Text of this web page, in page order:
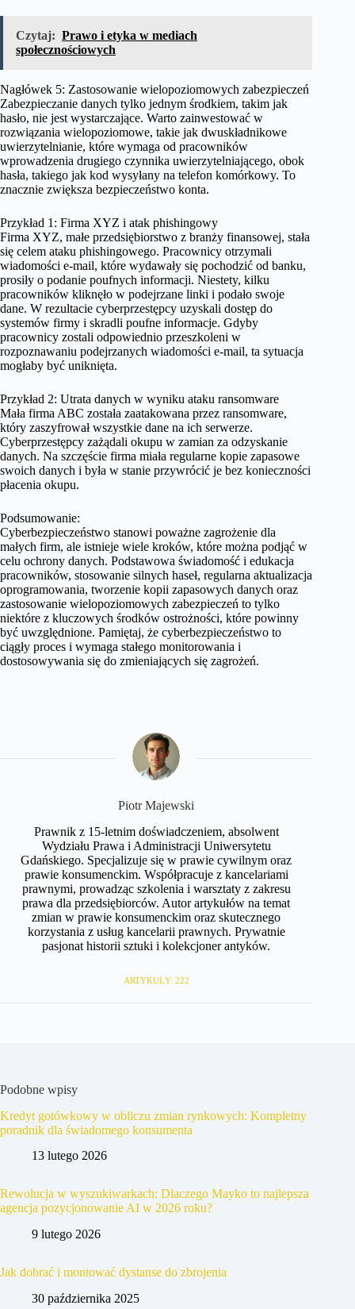
Czytaj: Prawo i etyka w mediach
społecznościowych
Nagłówek 5: Zastosowanie wielopoziomowych zabezpieczeń
Zabezpieczanie danych tylko jednym środkiem, takim jak
hasło, nie jest wystarczające. Warto zainwestować w
rozwiązania wielopoziomowe, takie jak dwuskładnikowe
uwierzytelnianie, które wymaga od pracowników
wprowadzenia drugiego czynnika uwierzytelniającego, obok
hasła, takiego jak kod wysyłany na telefon komórkowy. To
znacznie zwiększa bezpieczeństwo konta.
Przykład 1: Firma XYZ i atak phishingowy
Firma XYZ, małe przedsiębiorstwo z branży finansowej, stała
się celem ataku phishingowego. Pracownicy otrzymali
wiadomości e-mail, które wydawały się pochodzić od banku,
prosiły o podanie poufnych informacji. Niestety, kilku
pracowników kliknęło w podejrzane linki i podało swoje
dane. W rezultacie cyberprzestępcy uzyskali dostęp do
systemów firmy i skradli poufne informacje. Gdyby
pracownicy zostali odpowiednio przeszkoleni w
rozpoznawaniu podejrzanych wiadomości e-mail, ta sytuacja
mogłaby być uniknięta.
Przykład 2: Utrata danych w wyniku ataku ransomware
Mała firma ABC została zaatakowana przez ransomware,
który zaszyfrował wszystkie dane na ich serwerze.
Cyberprzestępcy zażądali okupu w zamian za odzyskanie
danych. Na szczęście firma miała regularne kopie zapasowe
swoich danych i była w stanie przywrócić je bez konieczności
płacenia okupu.
Podsumowanie:
Cyberbezpieczeństwo stanowi poważne zagrożenie dla
małych firm, ale istnieje wiele kroków, które można podjąć w
celu ochrony danych. Podstawowa świadomość i edukacja
pracowników, stosowanie silnych haseł, regularna aktualizacja
oprogramowania, tworzenie kopii zapasowych danych oraz
zastosowanie wielopoziomowych zabezpieczeń to tylko
niektóre z kluczowych środków ostrożności, które powinny
być uwzględnione. Pamiętaj, że cyberbezpieczeństwo to
ciągły proces i wymaga stałego monitorowania i
dostosowywania się do zmieniających się zagrożeń.
​Piotr Majewski
Prawnik z 15-letnim doświadczeniem, absolwent
Wydziału Prawa i Administracji Uniwersytetu
Gdańskiego. Specjalizuje się w prawie cywilnym oraz
prawie konsumenckim. Współpracuje z kancelariami
prawnymi, prowadząc szkolenia i warsztaty z zakresu
prawa dla przedsiębiorców. Autor artykułów na temat
zmian w prawie konsumenckim oraz skutecznego
korzystania z usług kancelarii prawnych. Prywatnie
pasjonat historii sztuki i kolekcjoner antyków.
ARTYKUŁY: 222
Podobne wpisy
Kredyt gotówkowy w obliczu zmian rynkowych: Kompletny
poradnik dla świadomego konsumenta
13 lutego 2026
Rewolucja w wyszukiwarkach: Dlaczego Mayko to najlepsza
agencja pozycjonowanie AI w 2026 roku?
9 lutego 2026
Jak dobrać i montować dystanse do zbrojenia
30 października 2025